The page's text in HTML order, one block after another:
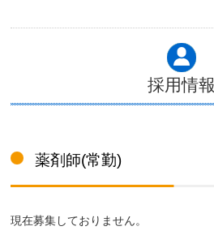
採用情報
薬剤師(常勤)
現在募集しておりません。